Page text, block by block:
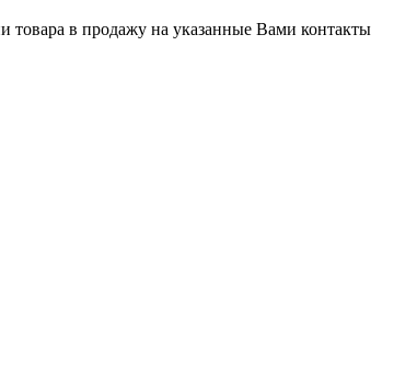
товара в продажу на указанные Вами контакты